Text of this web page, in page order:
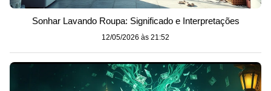
Sonhar Lavando Roupa: Significado e Interpretações
12/05/2026 às 21:52